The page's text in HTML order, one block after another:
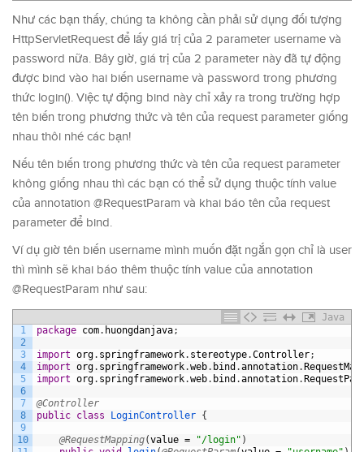
Như các bạn thấy, chúng ta không cần phải sử dụng đối tượng
HttpServletRequest để lấy giá trị của 2 parameter username và
password nữa. Bây giờ, giá trị của 2 parameter này đã tự động
được bind vào hai biến username và password trong phương
thức login(). Việc tự động bind này chỉ xảy ra trong trường hợp
tên biến trong phương thức và tên của request parameter giống
nhau thôi nhé các bạn!
Nếu tên biến trong phương thức và tên của request parameter
không giống nhau thì các bạn có thể sử dụng thuộc tính value
của annotation @RequestParam và khai báo tên của request
parameter để bind.
Ví dụ giờ tên biến username mình muốn đặt ngắn gọn chỉ là user
thì mình sẽ khai báo thêm thuộc tính value của annotation
@RequestParam như sau:
Java
1
2
3
4
5
6
7
8
9
10
package com. huongdanjava;
import org. springframework. stereotype.Controller;
import org. springframework.web. bind .annotation.
import org. springframework.web. bind .annotation.
@Controller
public class LoginController {
@RequestMapping(value = "/login" )